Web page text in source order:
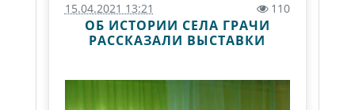
15.04.2021 13:21 110
ОБ ИСТОРИИ СЕЛА ГРАЧИ
РАССКАЗАЛИ ВЫСТАВКИ